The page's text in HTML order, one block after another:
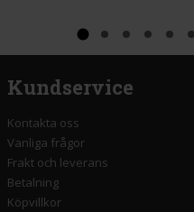
Kundservice
Kontakta oss
Vanliga frågor
Frakt och leverans
Betalning
Köpvillkor